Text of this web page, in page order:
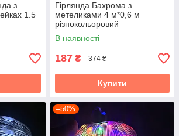
з
1.5
Гірлянда Бахрома з
метеликами 4 м*0,6 м
різнокольоровий
В наявності
187 ₴ 374 ₴
Купити
–50%